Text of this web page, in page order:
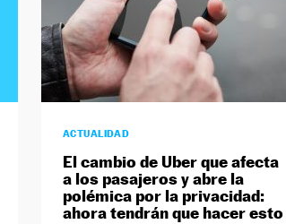
ACTUALIDAD
El cambio de Uber que afecta
a los pasajeros y abre la
polémica por la privacidad:
ahora tendrán que hacer esto